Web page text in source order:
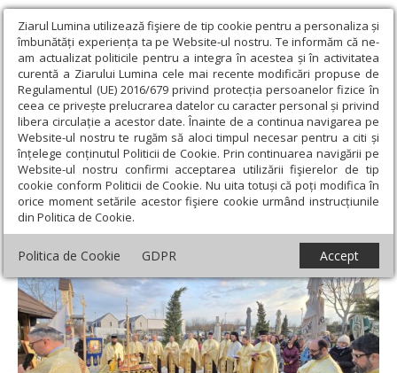
Ziarul Lumina utilizează fişiere de tip cookie pentru a personaliza și
îmbunătăți experiența ta pe Website-ul nostru. Te informăm că ne-
am actualizat politicile pentru a integra în acestea și în activitatea
curentă a Ziarului Lumina cele mai recente modificări propuse de
Regulamentul (UE) 2016/679 privind protecția persoanelor fizice în
ceea ce privește prelucrarea datelor cu caracter personal și privind
libera circulație a acestor date. Înainte de a continua navigarea pe
Website-ul nostru te rugăm să aloci timpul necesar pentru a citi și
înțelege conținutul Politicii de Cookie. Prin continuarea navigării pe
Website-ul nostru confirmi acceptarea utilizării fişierelor de tip
cookie conform Politicii de Cookie. Nu uita totuși că poți modifica în
orice moment setările acestor fişiere cookie urmând instrucțiunile
din Politica de Cookie.
Politica de Cookie GDPR Accept
Ziarul Lumina › Diac. Eduard Murariu
Diac. Eduard Murariu